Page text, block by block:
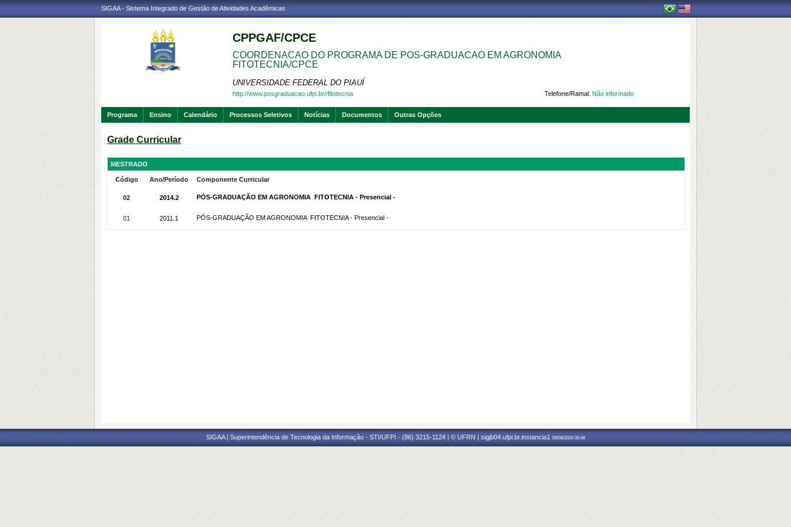
SIGAA - Sistema Integrado de Gestão de Atividades Acadêmicas
CPPGAF/CPCE
COORDENACAO DO PROGRAMA DE POS-GRADUACAO EM AGRONOMIA 
FITOTECNIA/CPCE
UNIVERSIDADE FEDERAL DO PIAUÍ
Telefone/Ramal: Não informado
http://www.posgraduacao.ufpi.br//fitotecnia
Programa Ensino Calendário Processos Seletivos Notícias Documentos Outras Opções
Grade Curricular
MESTRADO
Código Ano/Período Componente Curricular
02 2014.2 PÓS-GRADUAÇÃO EM AGRONOMIA  FITOTECNIA - Presencial -
01 2011.1 PÓS-GRADUAÇÃO EM AGRONOMIA  FITOTECNIA - Presencial -
SIGAA | Superintendência de Tecnologia da Informação - STI/UFPI - (86) 3215-1124 | © UFRN | sigjb04.ufpi.br.instancia1 09/08/2026 05:48